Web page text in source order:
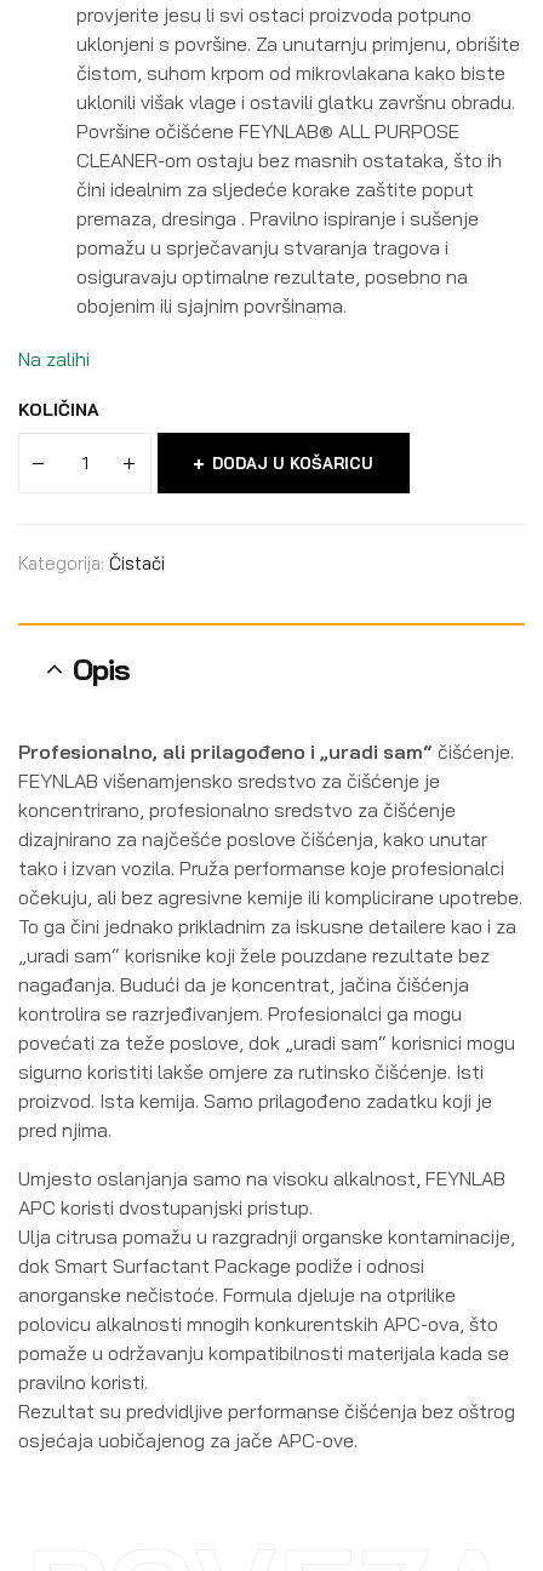
provjerite jesu li svi ostaci proizvoda potpuno
uklonjeni s površine. Za unutarnju primjenu, obrišite
čistom, suhom krpom od mikrovlakana kako biste
uklonili višak vlage i ostavili glatku završnu obradu.
Površine očišćene FEYNLAB® ALL PURPOSE
CLEANER-om ostaju bez masnih ostataka, što ih
čini idealnim za sljedeće korake zaštite poput
premaza, dresinga . Pravilno ispiranje i sušenje
pomažu u sprječavanju stvaranja tragova i
osiguravaju optimalne rezultate, posebno na
obojenim ili sjajnim površinama.
Na zalihi
KOLIČINA
DODAJ U KOŠARICU
Kategorija: Čistači
Opis
Profesionalno, ali prilagođeno i „uradi sam“ čišćenje.
FEYNLAB višenamjensko sredstvo za čišćenje je
koncentrirano, profesionalno sredstvo za čišćenje
dizajnirano za najčešće poslove čišćenja, kako unutar
tako i izvan vozila. Pruža performanse koje profesionalci
očekuju, ali bez agresivne kemije ili komplicirane upotrebe.
To ga čini jednako prikladnim za iskusne detailere kao i za
„uradi sam“ korisnike koji žele pouzdane rezultate bez
nagađanja. Budući da je koncentrat, jačina čišćenja
kontrolira se razrjeđivanjem. Profesionalci ga mogu
povećati za teže poslove, dok „uradi sam“ korisnici mogu
sigurno koristiti lakše omjere za rutinsko čišćenje. Isti
proizvod. Ista kemija. Samo prilagođeno zadatku koji je
pred njima.
Umjesto oslanjanja samo na visoku alkalnost, FEYNLAB
APC koristi dvostupanjski pristup.
Ulja citrusa pomažu u razgradnji organske kontaminacije,
dok Smart Surfactant Package podiže i odnosi
anorganske nečistoće. Formula djeluje na otprilike
polovicu alkalnosti mnogih konkurentskih APC-ova, što
pomaže u održavanju kompatibilnosti materijala kada se
pravilno koristi.
Rezultat su predvidljive performanse čišćenja bez oštrog
osjećaja uobičajenog za jače APC-ove.